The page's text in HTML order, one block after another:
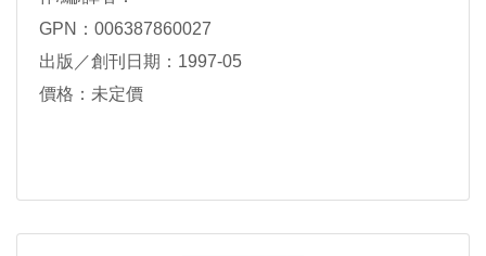
GPN：006387860027
出版／創刊日期：1997-05
價格：未定價